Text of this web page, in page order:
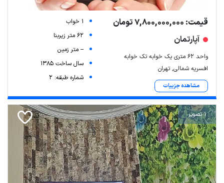
قیمت: 7,800,000,000 تومان
آپارتمان
واحد ۶۲ متری یک خوابه تک خوابه
افسریه شمالی, تهران
مشاهده جزییات
1 خواب
62 متر زیربنا
-- متر زمین
سال ساخت 1385
شماره طبقه: 2
1 تصویر